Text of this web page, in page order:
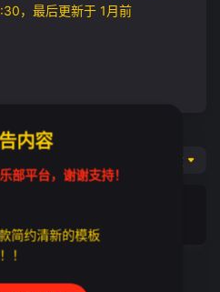
牲，他们的事迹和精神永远激励
，最后更新于 1月前
非凡播放
内容
部平台，谢谢支持！
简约清新的模板
！